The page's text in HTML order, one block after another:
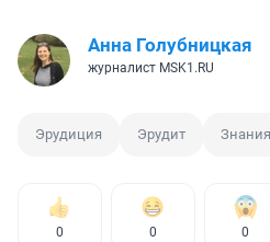
Анна Голубницкая
журналист MSK1.RU
Эрудиция Эрудит Знания
0 0 0